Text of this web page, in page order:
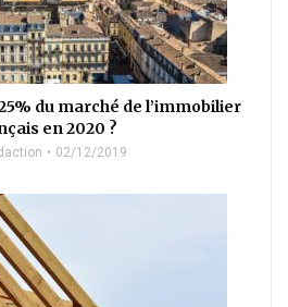
du marché de l’immobilier
en 2020 ?
02/12/2019